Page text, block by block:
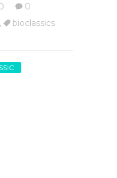
0
bioclassics